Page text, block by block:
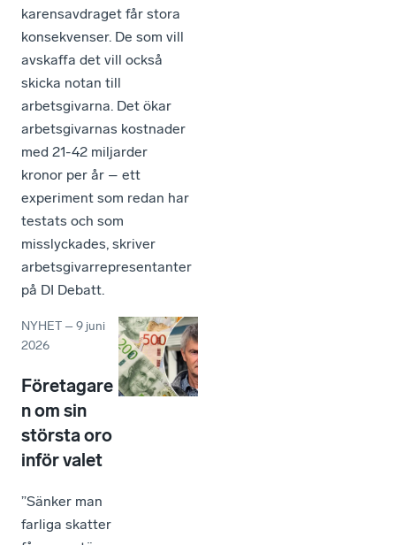
karensavdraget får stora
konsekvenser. De som vill
avskaffa det vill också
skicka notan till
arbetsgivarna. Det ökar
arbetsgivarnas kostnader
med 21-42 miljarder
kronor per år – ett
experiment som redan har
testats och som
misslyckades, skriver
arbetsgivarrepresentanter
på DI Debatt.
NYHET –9 juni
2026
Företagare
n om sin
största oro
inför valet
”Sänker man
farliga skatter